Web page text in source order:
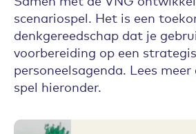
scenariospel. Het is een
denkgereedschap dat je
voorbereiding op een
personeelsagenda. Lees
spel hieronder.